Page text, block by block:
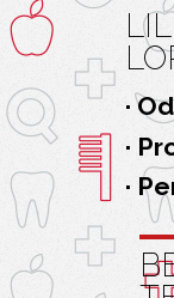
·
·
·